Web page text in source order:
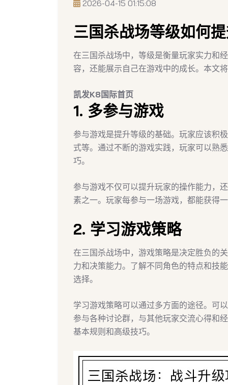
2026-04-15 01:15:08
三国杀战场等级如何
在三国杀战场中，等级是衡量玩家实力和
容，还能展示自己在游戏中的成长。本文
凯发K8国际首页
1. 多参与游戏
参与游戏是提升等级的基础。玩家应该积
式等。通过不断的游戏实践，玩家可以熟
巧。
参与游戏不仅可以提升玩家的操作能力，
素之一。玩家每参与一场游戏，都能获得
2. 学习游戏策略
在三国杀战场中，游戏策略是决定胜负的
力和决策能力。了解不同角色的特点和技
选择。
学习游戏策略可以通过多方面的途径。可
参与各种讨论群，与其他玩家交流心得和
基本规则和高级技巧。